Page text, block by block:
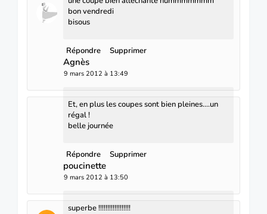
bon vendredi
bisous
Répondre Supprimer
Agnès
9 mars 2012 à 13:49
Et, en plus les coupes sont bien pleines....un
régal !
belle journée
Répondre Supprimer
poucinette
9 mars 2012 à 13:50
superbe !!!!!!!!!!!!!!!!!!